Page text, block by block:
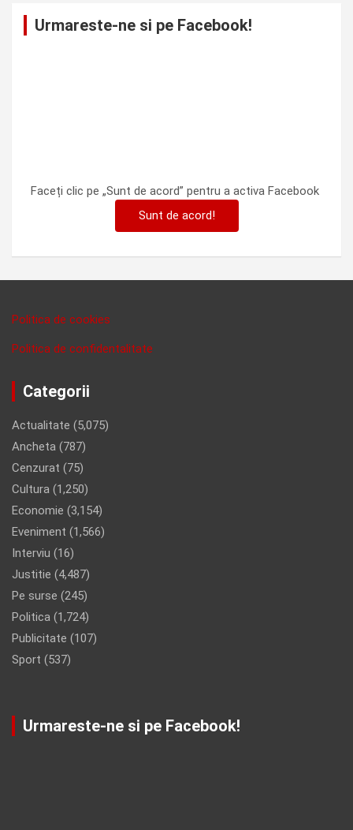
Urmareste-ne si pe Facebook!
Faceți clic pe „Sunt de acord” pentru a activa Facebook
Sunt de acord!
Politica de cookies
Politica de confidentalitate
Categorii
Actualitate (5,075)
Ancheta (787)
Cenzurat (75)
Cultura (1,250)
Economie (3,154)
Eveniment (1,566)
Interviu (16)
Justitie (4,487)
Pe surse (245)
Politica (1,724)
Publicitate (107)
Sport (537)
Urmareste-ne si pe Facebook!